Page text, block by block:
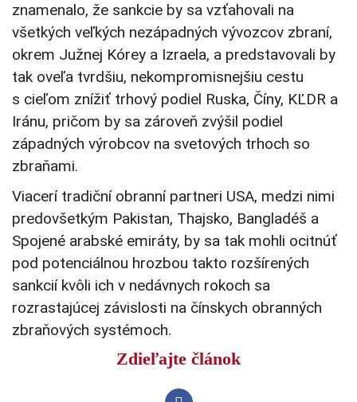
znamenalo, že sankcie by sa vzťahovali na
všetkých veľkých nezápadných vývozcov zbraní,
okrem Južnej Kórey a Izraela, a predstavovali by
tak oveľa tvrdšiu, nekompromisnejšiu cestu
s cieľom znížiť trhový podiel Ruska, Číny, KĽDR a
Iránu, pričom by sa zároveň zvýšil podiel
západných výrobcov na svetových trhoch so
zbraňami.
Viacerí tradiční obranní partneri USA, medzi nimi
predovšetkým Pakistan, Thajsko, Bangladéš a
Spojené arabské emiráty, by sa tak mohli ocitnúť
pod potenciálnou hrozbou takto rozšírených
sankcií kvôli ich v nedávnych rokoch sa
rozrastajúcej závislosti na čínskych obranných
zbraňových systémoch.
Zdieľajte článok